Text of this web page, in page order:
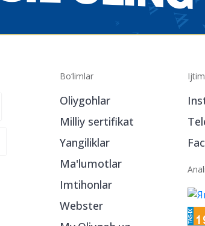
Bo‘limlar
Oliygohlar
Milliy sertifikat
Yangiliklar
Ma'lumotlar
Imtihonlar
Webster